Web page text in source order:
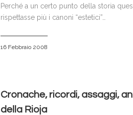
Perché a un certo punto della storia
rispettasse più i canoni “estetici”…
16 Febbraio 2008
Cronache, ricordi, assaggi,
della Rioja